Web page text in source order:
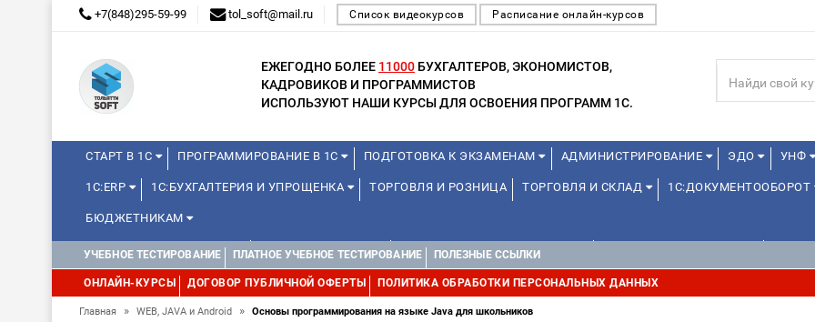
+7(848)295-59-99 tol_soft@mail.ru Список видеокурсов Расписание онлайн-курсов
ЕЖЕГОДНО БОЛЕЕ 11000 БУХГАЛТЕРОВ, ЭКОНОМИСТОВ,
КАДРОВИКОВ И ПРОГРАММИСТОВ
ИСПОЛЬЗУЮТ НАШИ КУРСЫ ДЛЯ ОСВОЕНИЯ ПРОГРАММ 1С.
СТАРТ В 1С ПРОГРАММИРОВАНИЕ В 1С ПОДГОТОВКА К ЭКЗАМЕНАМ АДМИНИСТРИРОВАНИЕ ЭДО УНФ
1С:ERP 1С:БУХГАЛТЕРИЯ И УПРОЩЕНКА ТОРГОВЛЯ И РОЗНИЦА ТОРГОВЛЯ И СКЛАД 1С:ДОКУМЕНТООБОРОТ
БЮДЖЕТНИКАМ
КУРСЫ ДЛЯ ШКОЛЬНИКОВ ДЛЯ ШКОЛЬНИКОВ 1С:УПРАВЛЕНИЕ ХОЛДИНГОМ
WEB, JAVA И ANDROID
УЧЕБНОЕ ТЕСТИРОВАНИЕ ПЛАТНОЕ УЧЕБНОЕ ТЕСТИРОВАНИЕ ПОЛЕЗНЫЕ ССЫЛКИ
ОНЛАЙН-КУРСЫ ДОГОВОР ПУБЛИЧНОЙ ОФЕРТЫ ПОЛИТИКА ОБРАБОТКИ ПЕРСОНАЛЬНЫХ ДАННЫХ
Главная » WEB, JAVA и Android » Основы программирования на языке Java для школьников